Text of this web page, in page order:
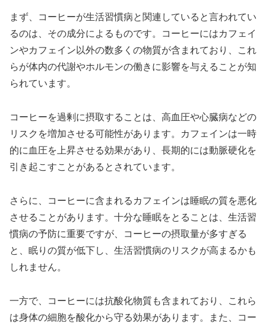
まず、コーヒーが生活習慣病と関連していると言われてい
るのは、その成分によるものです。コーヒーにはカフェイ
ンやカフェイン以外の数多くの物質が含まれており、これ
らが体内の代謝やホルモンの働きに影響を与えることが知
られています。
コーヒーを過剰に摂取することは、高血圧や心臓病などの
リスクを増加させる可能性があります。カフェインは一時
的に血圧を上昇させる効果があり、長期的には動脈硬化を
引き起こすことがあるとされています。
さらに、コーヒーに含まれるカフェインは睡眠の質を悪化
させることがあります。十分な睡眠をとることは、生活習
慣病の予防に重要ですが、コーヒーの摂取量が多すぎる
と、眠りの質が低下し、生活習慣病のリスクが高まるかも
しれません。
一方で、コーヒーには抗酸化物質も含まれており、これら
は身体の細胞を酸化から守る効果があります。また、コー